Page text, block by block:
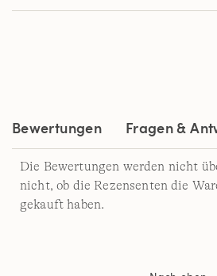
Bewertung.
Bewertungen Fragen &
Die Bewertungen werden nicht
nicht, ob die Rezensenten die
gekauft haben.